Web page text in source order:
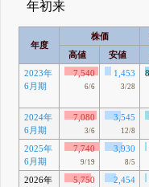
年初来
年度
株価
高値
安値
2023年
6月期
7,540
6/6
1,453
3/28
2024年
6月期
7,080
3/6
3,545
12/8
2025年
6月期
7,740
9/19
3,930
8/5
2026年
5,750 2,454